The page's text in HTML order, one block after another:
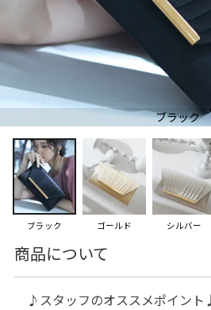
ブラック
ブラック ゴールド シルバー
商品について
♪スタッフのオススメポイント